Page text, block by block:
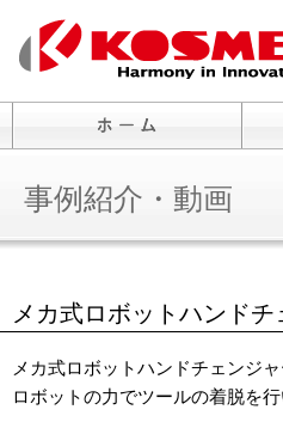
事例紹介・動画
メカ式ロボットハンド
メカ式ロボットハンドチェンジ
ロボットの力でツールの着脱を